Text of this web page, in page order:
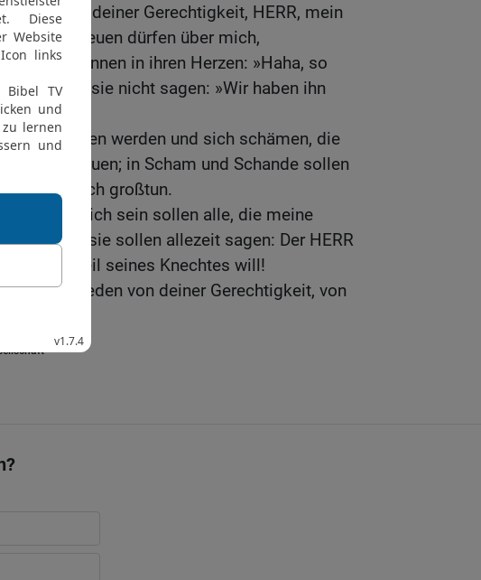
nach deiner Gerechtigkeit, HERR, mein
nicht freuen dürfen über mich,
sagen können in ihren Herzen: »Haha, so
Lass sie nicht sagen: »Wir haben ihn
zuschanden werden und sich schämen, die
Unglück freuen; in Scham und Schande sollen
gegen mich großtun.
und fröhlich sein sollen alle, die meine
sie sollen allezeit sagen: Der HERR
der das Heil seines Knechtes will!
soll reden von deiner Gerechtigkeit, von